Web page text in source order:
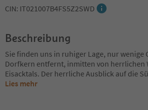
CIN: IT021007B4FS5Z2SWD
Beschreibung
Sie finden uns in ruhiger Lage, nur wenige
Dorfkern entfernt, inmitten von herrlichen
Eisacktals. Der herrliche Ausblick auf die
Lies mehr